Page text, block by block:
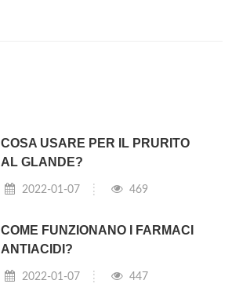
COSA USARE PER IL PRURITO
AL GLANDE?
2022-01-07 469
COME FUNZIONANO I FARMACI
ANTIACIDI?
2022-01-07 447